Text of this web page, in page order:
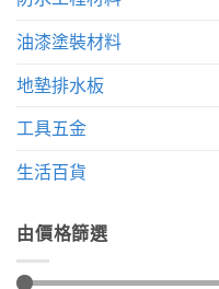
油漆塗裝材料
地墊排水板
工具五金
生活百貨
由價格篩選